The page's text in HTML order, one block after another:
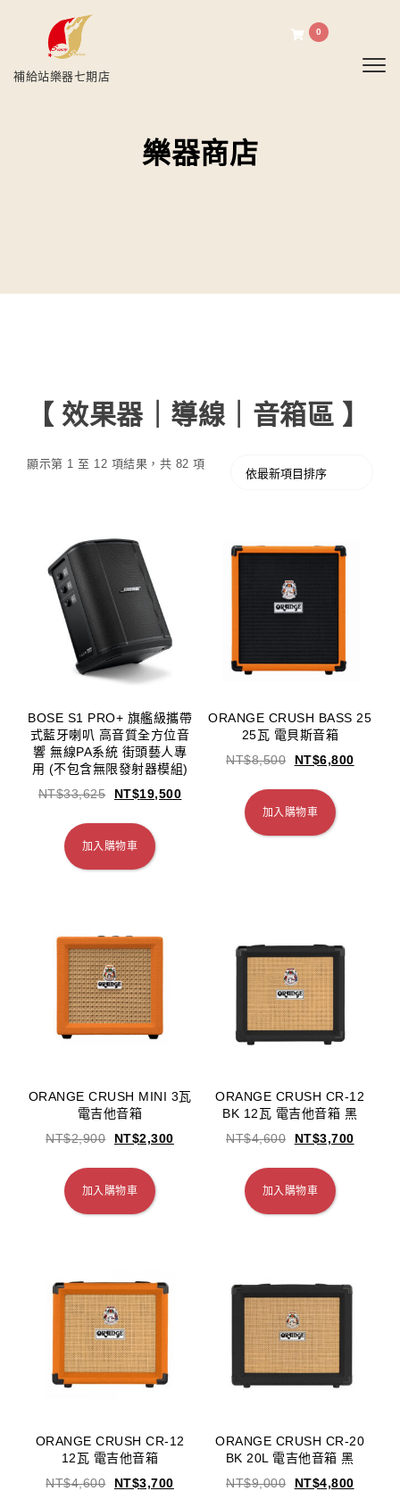
補給站樂器七期店
0
樂器商店
【 效果器｜導線｜音箱區 】
顯示第 1 至 12 項結果，共 82 項
BOSE S1 PRO+ 旗艦級攜帶
式藍牙喇叭 高音質全方位音
響 無線PA系統 街頭藝人專
用 (不包含無限發射器模組)
NT$33,625 NT$19,500
加入購物車
ORANGE CRUSH BASS 25
25瓦 電貝斯音箱
NT$8,500 NT$6,800
加入購物車
ORANGE CRUSH MINI 3瓦
電吉他音箱
NT$2,900 NT$2,300
加入購物車
ORANGE CRUSH CR-12
BK 12瓦 電吉他音箱 黑
NT$4,600 NT$3,700
加入購物車
ORANGE CRUSH CR-12
12瓦 電吉他音箱
NT$4,600 NT$3,700
ORANGE CRUSH CR-20
BK 20L 電吉他音箱 黑
NT$9,000 NT$4,800